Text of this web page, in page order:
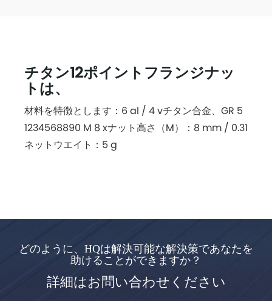
チタン12ポイントフランジナッ
トは、
材料を特徴とします：6 al / 4 vチタン合金、GR 5
1234568890 M 8 xナット高さ（M）：8 mm / 0.31
ネットウエイト：5 g
どのように、HQは解決可能な解決策であなたを
助けることができますか？
詳細はお問い合わせください